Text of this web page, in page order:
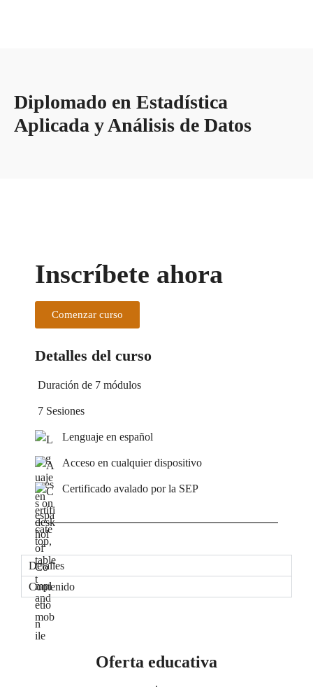
Diplomado en Estadística
Aplicada y Análisis de Datos
Inscríbete ahora
Comenzar curso
Detalles del curso
Duración de 7 módulos
7 Sesiones
Lenguaje en español
Acceso en cualquier dispositivo
Certificado avalado por la SEP
Detalles
Contenido
Oferta educativa
.